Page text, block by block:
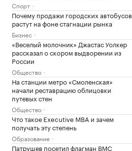
Спорт
Почему продажи городских автобусов
растут на фоне стагнации рынка
Бизнес
«Веселый молочник» Джастас Уолкер
рассказал о скором выдворении из
России
Общество
На станции метро «Смоленская»
начали реставрацию облицовки
путевых стен
Общество
Что такое Executive MBA и зачем
получать эту степень
Образование
Патрушев посетил флагман ВМС